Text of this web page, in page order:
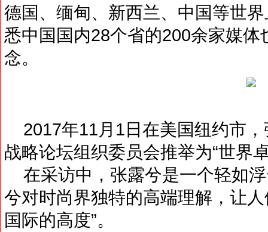
德国、缅甸、新西兰、中国等世
悉中国国内28个省的200余家媒
念。
2017年11月1日在美国纽约市
战略论坛组织委员会推举为“世界
在采访中，张露兮是一个轻如
兮对时尚界独特的高端理解，让
国际的高度”。